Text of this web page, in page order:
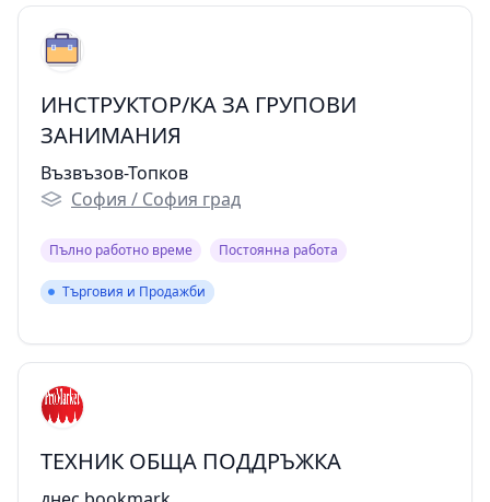
ИНСТРУКТОР/КА ЗА ГРУПОВИ
ЗАНИМАНИЯ
Възвъзов-Топков
София / София град
Пълно работно време Постоянна работа
Търговия и Продажби
Търговия и Продажби
ТЕХНИК ОБЩА ПОДДРЪЖКА